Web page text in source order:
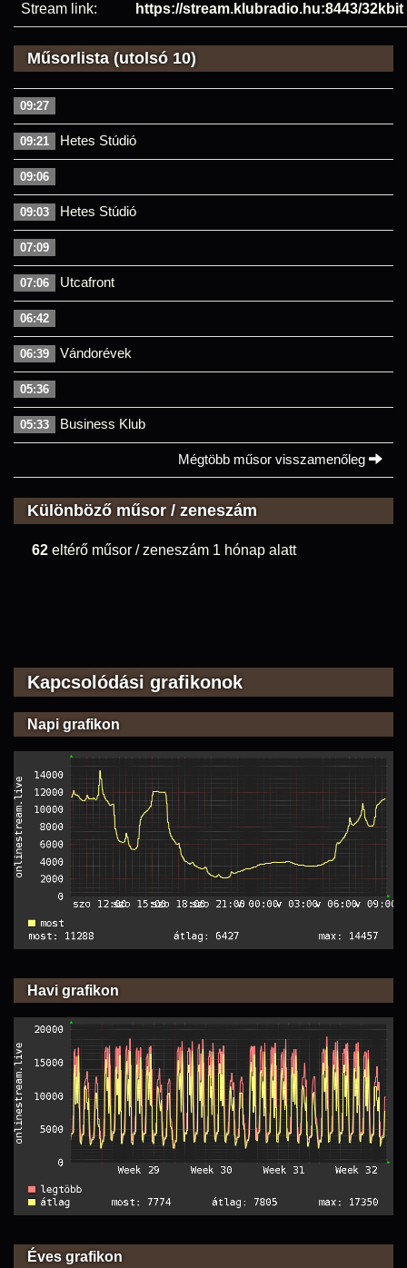
Stream link: https://stream.klubradio.hu:8443/32kbit
Műsorlista (utolsó 10)
09:27
09:21 Hetes Stúdió
09:06
09:03 Hetes Stúdió
07:09
07:06 Utcafront
06:42
06:39 Vándorévek
05:36
05:33 Business Klub
Mégtöbb műsor visszamenőleg
Különböző műsor / zeneszám
62 eltérő műsor / zeneszám 1 hónap alatt
Kapcsolódási grafikonok
Napi grafikon
Havi grafikon
Éves grafikon